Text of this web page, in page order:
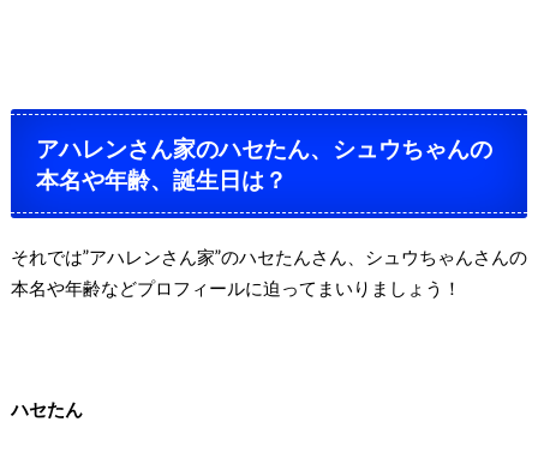
アハレンさん家のハセたん、シュウちゃんの
本名や年齢、誕生日は？
それでは”アハレンさん家”のハセたんさん、シュウちゃんさんの
本名や年齢などプロフィールに迫ってまいりましょう！
ハセたん